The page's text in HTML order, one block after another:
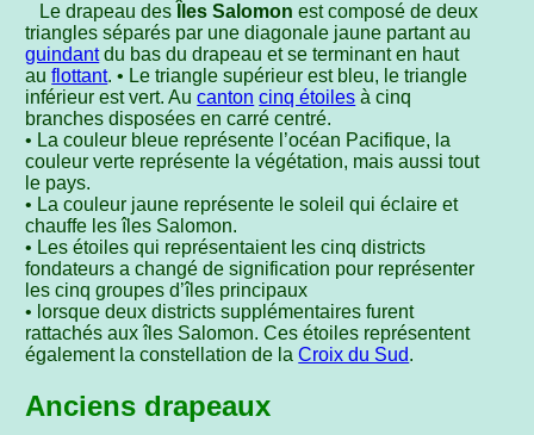
Le drapeau des Îles Salomon est composé de deux
triangles séparés par une diagonale jaune partant au
guindantdu bas du drapeau et se terminant en haut
auflottant. • Le triangle supérieur est bleu, le triangle
inférieur est vert. Aucanton cinq étoiles à cinq
branches disposées en carré centré.
• La couleur bleue représente l’océan Pacifique, la
couleur verte représente la végétation, mais aussi tout
le pays.
• La couleur jaune représente le soleil qui éclaire et
chauffe les îles Salomon.
• Les étoiles qui représentaient les cinq districts
fondateurs a changé de signification pour représenter
les cinq groupes d’îles principaux
• lorsque deux districts supplémentaires furent
rattachés aux îles Salomon. Ces étoiles représentent
également la constellation de laCroix du Sud.
Anciens drapeaux